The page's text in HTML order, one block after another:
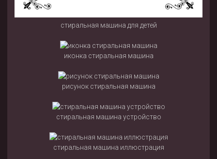
стиральная машина для детей
иконка стиральная машина
рисунок стиральная машина
стиральная машина устройство
стиральная машина иллюстрация